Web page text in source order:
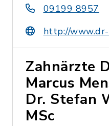
09199 8957
http://
Zahnärzte
Marcus
Dr. Stefan
MSc